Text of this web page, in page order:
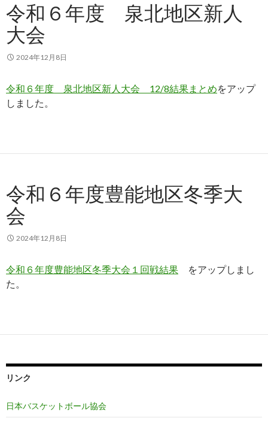
令和６年度 泉北地区新人
大会
2024年12月8日
令和６年度 泉北地区新人大会 12/8結果まとめをアップ
しました。
令和６年度豊能地区冬季大
会
2024年12月8日
令和６年度豊能地区冬季大会１回戦結果 をアップしまし
た。
リンク
日本バスケットボール協会